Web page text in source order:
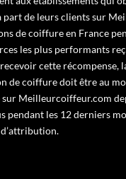
part de leurs clients sur
de coiffure en France
les plus performants
cette récompense,
de coiffure doit être au
Meilleurcoiffeur.com
pendant les 12 derniers